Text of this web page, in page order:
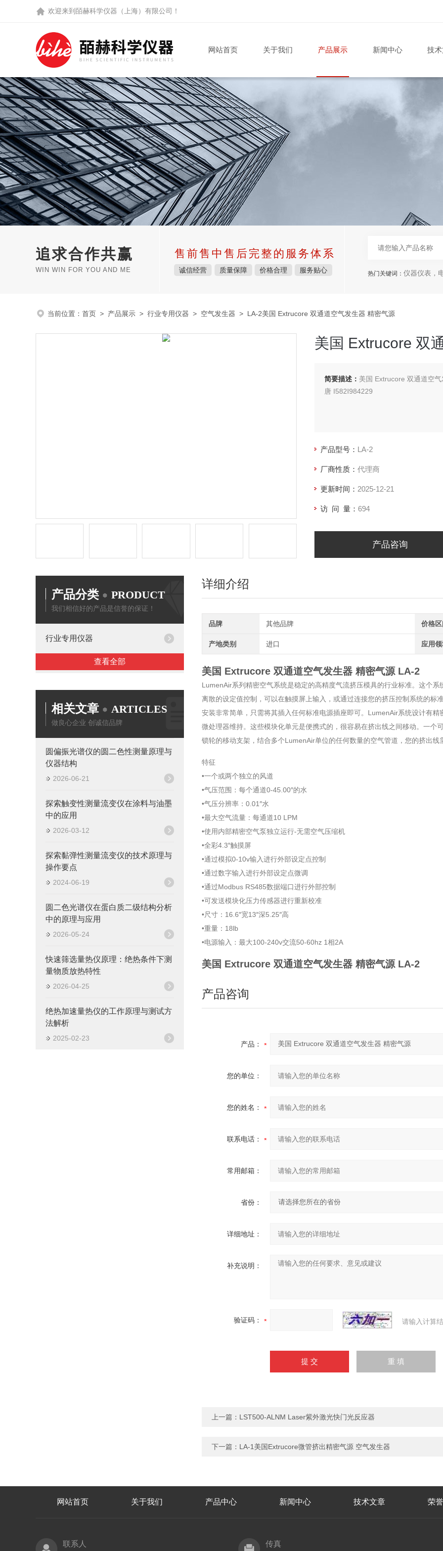
欢迎来到 皕赫科学仪器（上海）有限公司 ！
网站首页 关于我们 产品展示 新闻中心 技
追求合作共赢
WIN WIN FOR YOU AND ME
售前售中售后完整的服务体系
诚信经营 质量保障 价格合理 服务贴心 热门关键词： 仪器仪表，电
当前位置： 首页 > 产品展示 > 行业专用仪器 > 空气发生器 > LA-2美国 Extrucore 双通道空气发生器 精密气源
美国 Extrucore 双
简要描述： 美国 Extrucore 双通道空
唐 I582I984229
产品型号： LA-2
厂商性质： 代理商
更新时间： 2025-12-21
访 问 量： 694
产品咨询
产品分类 PRODUCT
我们相信好的产品是信誉的保证！
行业专用仪器
查看全部
相关文章 ARTICLES
做良心企业 创诚信品牌
圆偏振光谱仪的圆二色性测量原理与
仪器结构
2026-06-21
探索触变性测量流变仪在涂料与油墨
中的应用
2026-03-12
探索黏弹性测量流变仪的技术原理与
操作要点
2024-06-19
圆二色光谱仪在蛋白质二级结构分析
中的原理与应用
2026-05-24
快速筛选量热仪原理：绝热条件下测
量物质放热特性
2026-04-25
绝热加速量热仪的工作原理与测试方
法解析
2025-02-23
详细介绍
品牌 其他品牌 价格区
产地类别 进口 应用
美国 Extrucore 双通道空气发生器 精密气源 LA-2
LumenAir系列精密空气系统是稳定的高精度气流挤压模具的行业标准。这个
离散的设定值控制，可以在触摸屏上输入，或通过连接您的挤压控制系统的标
安装非常简单，只需将其插入任何标准电源插座即可。LumenAir系统设计有
微处理器维持。这些模块化单元是便携式的，很容易在挤出线之间移动。一个
锁轮的移动支架，结合多个LumenAir单位的任何数量的空气管道，您的挤出线
特征
•一个或两个独立的风道
•气压范围：每个通道0-45.00″的水
•气压分辨率：0.01″水
•最大空气流量：每通道10 LPM
•使用内部精密空气泵独立运行-无需空气压缩机
•全彩4.3″触摸屏
•通过模拟0-10v输入进行外部设定点控制
•通过数字输入进行外部设定点微调
•通过Modbus RS485数据端口进行外部控制
•可发送模块化压力传感器进行重新校准
•尺寸：16.6″宽13″深5.25″高
•重量：18lb
•电源输入：最大100-240v交流50-60hz 1相2A
美国 Extrucore 双通道空气发生器 精密气源 LA-2
产品咨询
产品：
您的单位：
您的姓名：
联系电话：
常用邮箱：
省份：
详细地址：
补充说明：
验证码： 请输入计算
上一篇： LST500-ALNM Laser紫外激光快门光反应器
下一篇： LA-1美国Extrucore微管挤出精密气源 空气发生器
网站首页 关于我们 产品中心 新闻中心 技术文章 荣
联系人 传真